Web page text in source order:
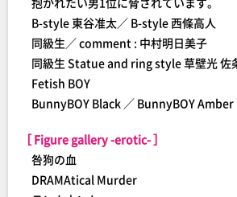
B-style 東谷准太／ B-style 西條高人
同級生／ comment : 中村明日美子
同級生 Statue and ring style 草壁光 佐
Fetish BOY
BunnyBOY Black ／ BunnyBOY Amber
［ Figure gallery -erotic- ］
咎狗の血
DRAMAtical Murder